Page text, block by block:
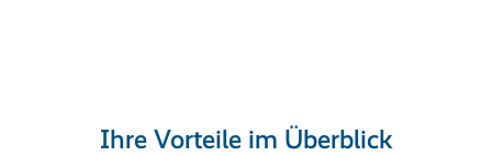
Ihre Vorteile im Überblick